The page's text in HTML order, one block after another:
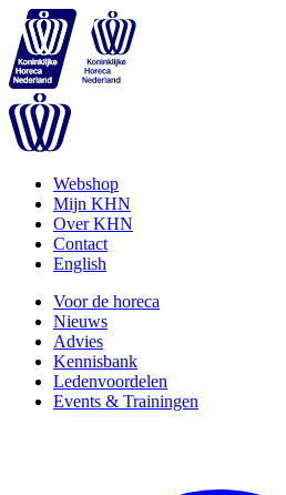
Webshop
Mijn KHN
Over KHN
Contact
English
Voor de horeca
Nieuws
Advies
Kennisbank
Ledenvoordelen
Events & Trainingen